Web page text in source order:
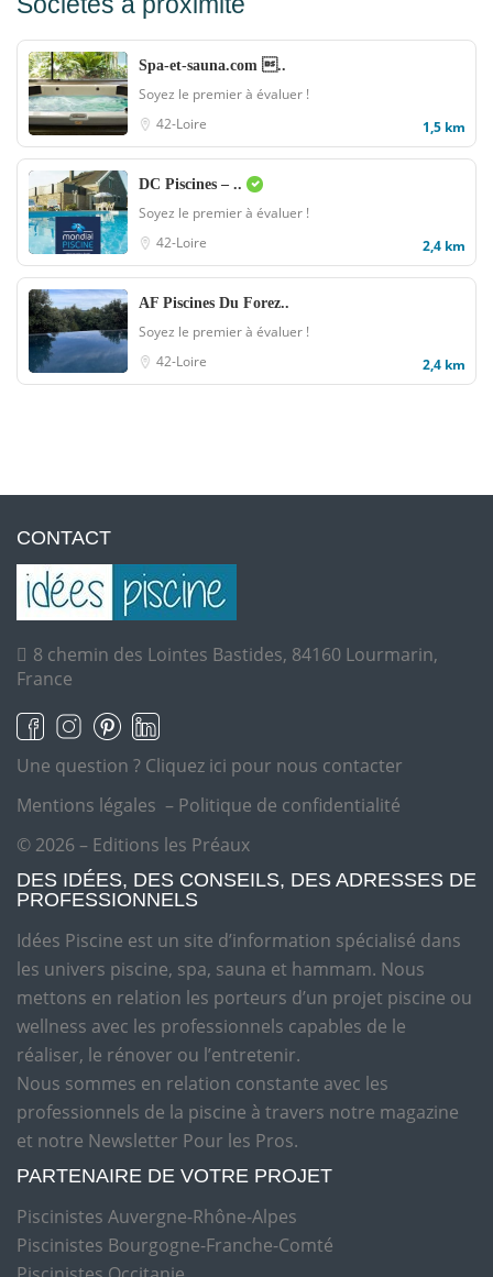
Spa-et-sauna.com ..
Soyez le premier à évaluer !
42-Loire
1,5 km
DC Piscines – ..
Soyez le premier à évaluer !
42-Loire
2,4 km
AF Piscines Du Forez..
Soyez le premier à évaluer !
42-Loire
2,4 km
CONTACT
8 chemin des Lointes Bastides, 84160 Lourmarin,
France
Une question ? Cliquez ici pour nous contacter
Mentions légales – Politique de confidentialité
© 2026 – Editions les Préaux
DES IDÉES, DES CONSEILS, DES ADRESSES DE
PROFESSIONNELS
Idées Piscine est un site d’information spécialisé dans
les univers piscine, spa, sauna et hammam. Nous
mettons en relation les porteurs d’un projet piscine ou
wellness avec les professionnels capables de le
réaliser, le rénover ou l’entretenir.
Nous sommes en relation constante avec les
professionnels de la piscine à travers notre magazine
et notre Newsletter Pour les Pros.
PARTENAIRE DE VOTRE PROJET
Piscinistes Auvergne-Rhône-Alpes
Piscinistes Bourgogne-Franche-Comté